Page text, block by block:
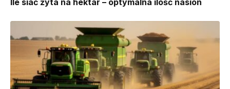
Ile siać żyta na hektar – optymalna ilość nasion